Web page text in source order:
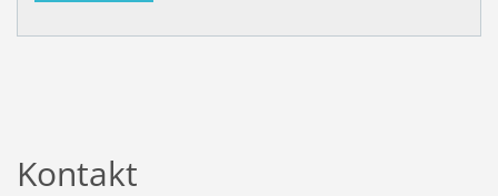
Kontakt